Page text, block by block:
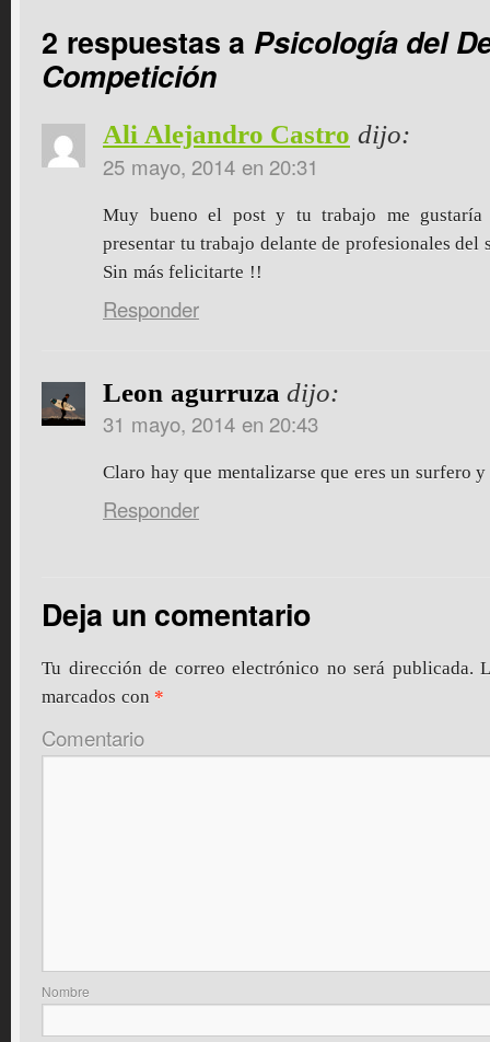
2 respuestas a Psicología del
Competición
Ali Alejandro Castro dijo:
25 mayo, 2014 en 20:31
Muy bueno el post y tu trabajo me
presentar tu trabajo delante de profesionales del
Sin más felicitarte !!
Responder
Leon agurruza dijo:
31 mayo, 2014 en 20:43
Claro hay que mentalizarse que eres un surfero
Responder
Deja un comentario
Tu dirección de correo electrónico no será publicada.
marcados con *
Comentario